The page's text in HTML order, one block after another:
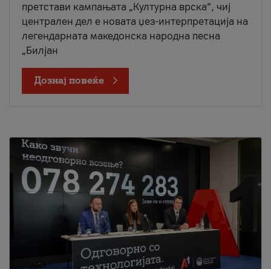
претстави кампањата „Културна врска“, чиј
централен дел е новата џез-интерпретација на
легендарната македонска народна песна
„Билјан
Дознај повеќе